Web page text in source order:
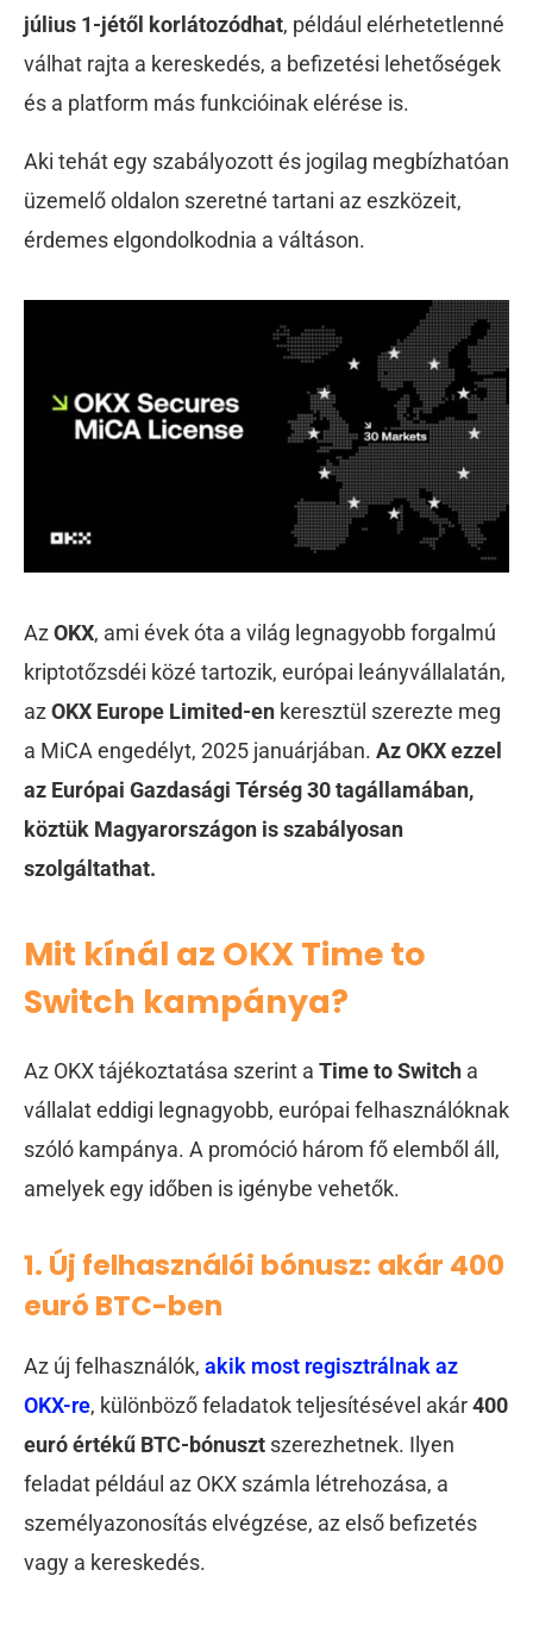
július 1-jétől korlátozódhat, például elérhetetlenné
válhat rajta a kereskedés, a befizetési lehetőségek
és a platform más funkcióinak elérése is.
Aki tehát egy szabályozott és jogilag megbízhatóan
üzemelő oldalon szeretné tartani az eszközeit,
érdemes elgondolkodnia a váltáson.
Az OKX, ami évek óta a világ legnagyobb forgalmú
kriptotőzsdéi közé tartozik, európai leányvállalatán,
az OKX Europe Limited-en keresztül szerezte meg
a MiCA engedélyt, 2025 januárjában. Az OKX ezzel
az Európai Gazdasági Térség 30 tagállamában,
köztük Magyarországon is szabályosan
szolgáltathat.
Mit kínál az OKX Time to
Switch kampánya?
Az OKX tájékoztatása szerint a Time to Switch a
vállalat eddigi legnagyobb, európai felhasználóknak
szóló kampánya. A promóció három fő elemből áll,
amelyek egy időben is igénybe vehetők.
1. Új felhasználói bónusz: akár 400
euró BTC-ben
Az új felhasználók, akik most regisztrálnak az
OKX-re, különböző feladatok teljesítésével akár400
euró értékű BTC-bónuszt szerezhetnek. Ilyen
feladat például az OKX számla létrehozása, a
személyazonosítás elvégzése, az első befizetés
vagy a kereskedés.